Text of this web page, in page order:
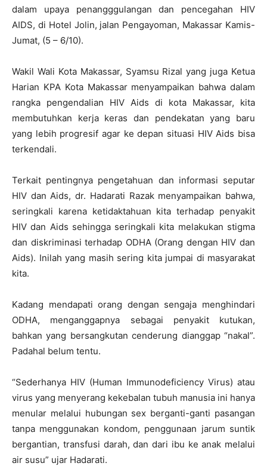
dalam upaya penangggulangan dan pencegahan HIV
AIDS, di Hotel Jolin, jalan Pengayoman, Makassar Kamis-
Jumat, (5 – 6/10).
Wakil Wali Kota Makassar, Syamsu Rizal yang juga Ketua
Harian KPA Kota Makassar menyampaikan bahwa dalam
rangka pengendalian HIV Aids di kota Makassar, kita
membutuhkan kerja keras dan pendekatan yang baru
yang lebih progresif agar ke depan situasi HIV Aids bisa
terkendali.
Terkait pentingnya pengetahuan dan informasi seputar
HIV dan Aids, dr. Hadarati Razak menyampaikan bahwa,
seringkali karena ketidaktahuan kita terhadap penyakit
HIV dan Aids sehingga seringkali kita melakukan stigma
dan diskriminasi terhadap ODHA (Orang dengan HIV dan
Aids). Inilah yang masih sering kita jumpai di masyarakat
kita.
Kadang mendapati orang dengan sengaja menghindari
ODHA, menganggapnya sebagai penyakit kutukan,
bahkan yang bersangkutan cenderung dianggap “nakal”.
Padahal belum tentu.
“Sederhanya HIV (Human Immunodeficiency Virus) atau
virus yang menyerang kekebalan tubuh manusia ini hanya
menular melalui hubungan sex berganti-ganti pasangan
tanpa menggunakan kondom, penggunaan jarum suntik
bergantian, transfusi darah, dan dari ibu ke anak melalui
air susu” ujar Hadarati.